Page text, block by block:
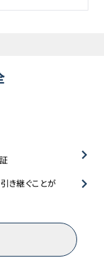
き継ぐことが